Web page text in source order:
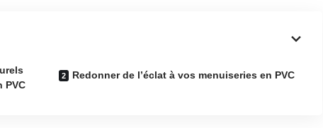
PVC
Redonner de l’éclat à vos menuiseries en PVC